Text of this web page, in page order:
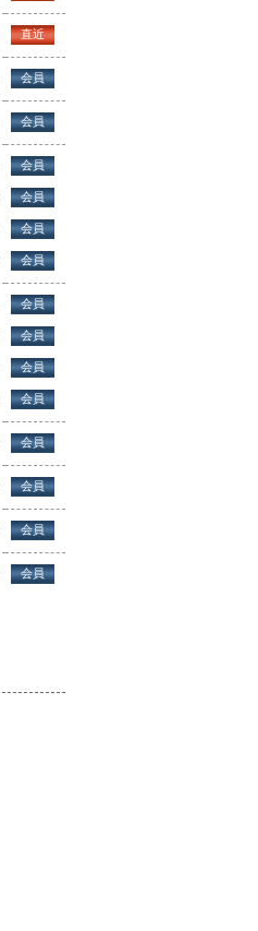
直近
会員
会員
会員
会員
会員
会員
会員
会員
会員
会員
会員
会員
会員
会員